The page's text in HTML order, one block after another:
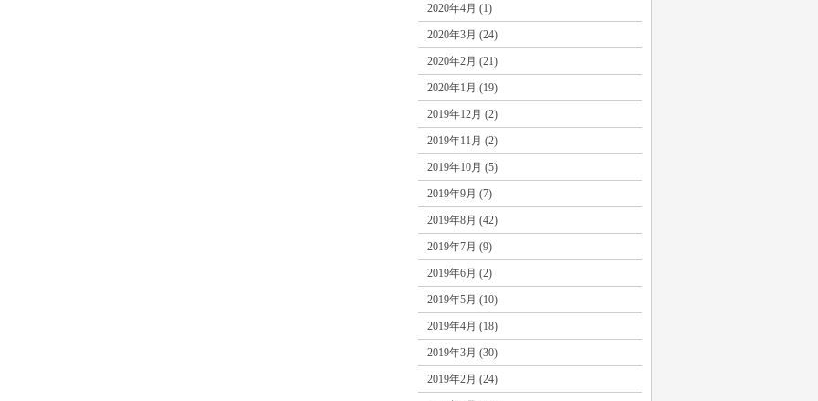
2020年4月 (1)
2020年3月 (24)
2020年2月 (21)
2020年1月 (19)
2019年12月 (2)
2019年11月 (2)
2019年10月 (5)
2019年9月 (7)
2019年8月 (42)
2019年7月 (9)
2019年6月 (2)
2019年5月 (10)
2019年4月 (18)
2019年3月 (30)
2019年2月 (24)